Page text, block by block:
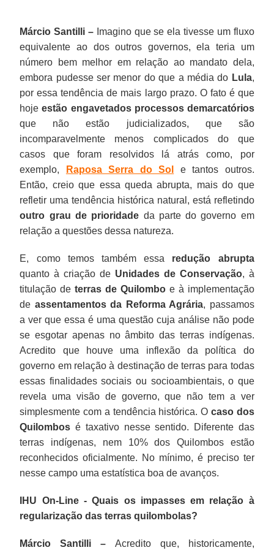
Márcio Santilli – Imagino que se ela tivesse um fluxo
equivalente ao dos outros governos, ela teria um
número bem melhor em relação ao mandato dela,
embora pudesse ser menor do que a média do Lula,
por essa tendência de mais largo prazo. O fato é que
hojeestão engavetados processos demarcatórios
que não estão judicializados, que são
incomparavelmente menos complicados do que
casos que foram resolvidos lá atrás como, por
exemplo,
Raposa Serra do Sol
e tantos outros.
Então, creio que essa queda abrupta, mais do que
refletir uma tendência histórica natural, está refletindo
outro grau de prioridade da parte do governo em
relação a questões dessa natureza.
E, como temos também essa redução abrupta
quanto à criação de Unidades de Conservação, à
titulação de terras de Quilomboe à implementação
de assentamentos da Reforma Agrária, passamos
a ver que essa é uma questão cuja análise não pode
se esgotar apenas no âmbito das terras indígenas.
Acredito que houve uma inflexão da política do
governo em relação à destinação de terras para todas
essas finalidades sociais ou socioambientais, o que
revela uma visão de governo, que não tem a ver
simplesmente com a tendência histórica. O caso dos
Quilombos é taxativo nesse sentido. Diferente das
terras indígenas, nem 10% dos Quilombos estão
reconhecidos oficialmente. No mínimo, é preciso ter
nesse campo uma estatística boa de avanços.
IHU On-Line - Quais os impasses em relação à
regularização das terras quilombolas?
Márcio Santilli – Acredito que, historicamente,